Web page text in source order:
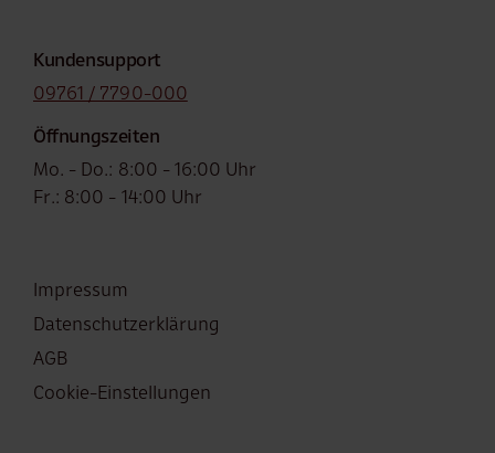
Kundensupport
09761 / 7790-000
Öffnungszeiten
Mo. - Do.: 8:00 - 16:00 Uhr
Fr.: 8:00 - 14:00 Uhr
Fußzeile
Impressum
Datenschutzerklärung
AGB
Cookie-Einstellungen